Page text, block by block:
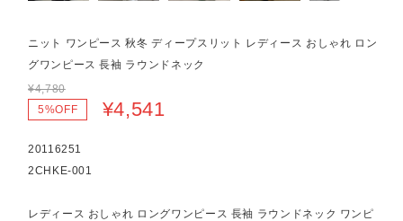
ニット ワンピース 秋冬 ディープスリット レディース おしゃれ ロン
グワンピース 長袖 ラウンドネック
¥4,780
5%OFF
¥4,541
20116251
2CHKE-001
レディース おしゃれ ロングワンピース 長袖 ラウンドネック ワンピ